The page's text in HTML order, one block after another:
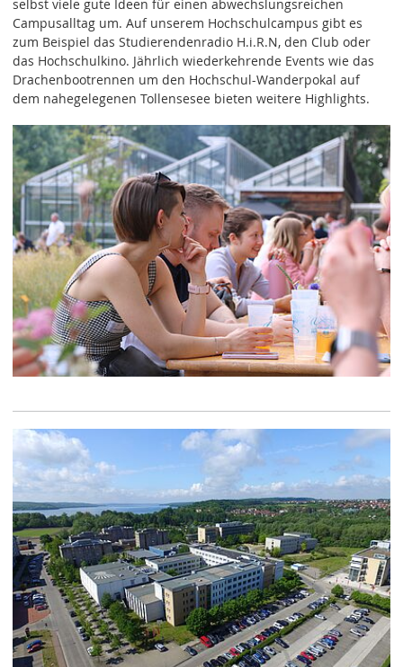
selbst viele gute Ideen für einen abwechslungsreichen
Campusalltag um. Auf unserem Hochschulcampus gibt es
zum Beispiel das Studierendenradio H.i.R.N, den Club oder
das Hochschulkino. Jährlich wiederkehrende Events wie das
Drachenbootrennen um den Hochschul-Wanderpokal auf
dem nahegelegenen Tollensesee bieten weitere Highlights.